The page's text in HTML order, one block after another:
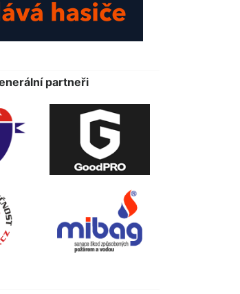
partneři